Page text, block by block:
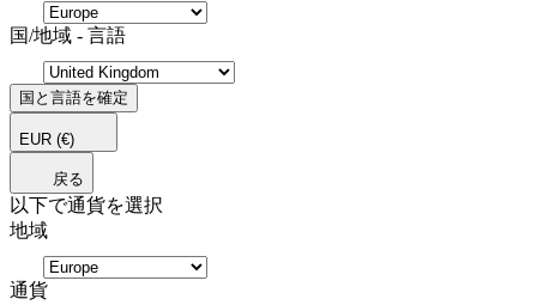
国/地域 - 言語
国と言語を確定
EUR (€)
戻る
以下で通貨を選択
地域
通貨